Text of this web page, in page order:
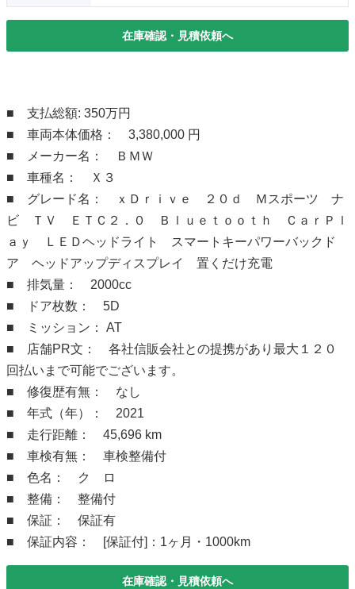
在庫確認・見積依頼へ
■ 支払総額: 350万円
■ 車両本体価格： 3,380,000 円
■ メーカー名： ＢＭＷ
■ 車種名： Ｘ３
■ グレード名： ｘＤｒｉｖｅ ２０ｄ Ｍスポーツ ナ
ビ ＴＶ ＥＴＣ２．０ Ｂｌｕｅｔｏｏｔｈ ＣａｒＰｌ
ａｙ ＬＥＤヘッドライト スマートキーパワーバックド
ア ヘッドアップディスプレイ 置くだけ充電
■ 排気量： 2000cc
■ ドア枚数： 5D
■ ミッション： AT
■ 店舗PR文： 各社信販会社との提携があり最大１２０
回払いまで可能でございます。
■ 修復歴有無： なし
■ 年式（年）： 2021
■ 走行距離： 45,696 km
■ 車検有無： 車検整備付
■ 色名： ク ロ
■ 整備： 整備付
■ 保証： 保証有
■ 保証内容： [保証付]：1ヶ月・1000km
在庫確認・見積依頼へ